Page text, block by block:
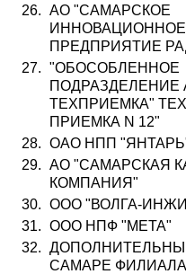
26. АО "САМАРСКОЕ
ИННОВАЦИОННОЕ
ПРЕДПРИЯТИЕ
27. "ОБОСОБЛЕННОЕ
ПОДРАЗДЕЛЕНИЕ
ТЕХПРИЕМКА"
ПРИЕМКА N 12"
28. ОАО НПП
29. АО "САМАРСКАЯ
КОМПАНИЯ"
30. ООО "ВОЛГА-
31. ООО НПФ "МЕТА"
32.
САМАРЕ